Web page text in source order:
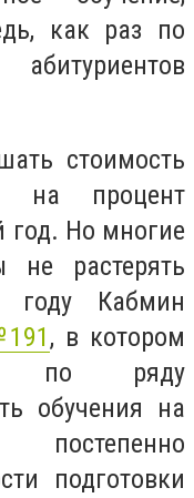
как раз по
стоимость
на процент
Но многие
не растерять
году Кабмин
, в котором
по ряду
обучения на
подготовки